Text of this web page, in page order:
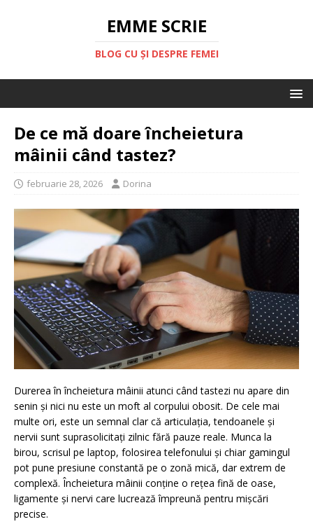
EMME SCRIE
BLOG CU ȘI DESPRE FEMEI
De ce mă doare încheietura
mâinii când tastez?
februarie 28, 2026 Dorina
Durerea în încheietura mâinii atunci când tastezi nu apare din
senin și nici nu este un moft al corpului obosit. De cele mai
multe ori, este un semnal clar că articulația, tendoanele și
nervii sunt suprasolicitați zilnic fără pauze reale. Munca la
birou, scrisul pe laptop, folosirea telefonului și chiar gamingul
pot pune presiune constantă pe o zonă mică, dar extrem de
complexă. Încheietura mâinii conține o rețea fină de oase,
ligamente și nervi care lucrează împreună pentru mișcări
precise.